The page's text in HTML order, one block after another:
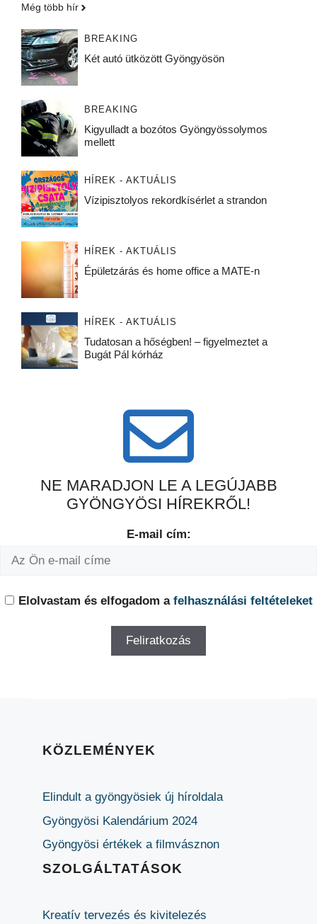
Még több hír
BREAKING
Két autó ütközött Gyöngyösön
BREAKING
Kigyulladt a bozótos Gyöngyössolymos
mellett
HÍREK - AKTUÁLIS
Vízipisztolyos rekordkísérlet a strandon
HÍREK - AKTUÁLIS
Épületzárás és home office a MATE-n
HÍREK - AKTUÁLIS
Tudatosan a hőségben! – figyelmeztet a
Bugát Pál kórház
NE MARADJON LE A LEGÚJABB
GYÖNGYÖSI HÍREKRŐL!
E-mail cím:
Elolvastam és elfogadom a felhasználási feltételeket
KÖZLEMÉNYEK
Elindult a gyöngyösiek új híroldala
Gyöngyösi Kalendárium 2024
Gyöngyösi értékek a filmvásznon
SZOLGÁLTATÁSOK
Kreatív tervezés és kivitelezés